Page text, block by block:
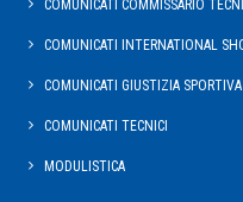
COMUNICATI COMMISSARIO
COMUNICATI INTERNATIONAL
COMUNICATI GIUSTIZIA SPORTIVA
COMUNICATI TECNICI
MODULISTICA